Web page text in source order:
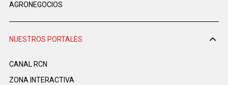
AGRONEGOCIOS
NUESTROS PORTALES
CANAL RCN
ZONA INTERACTIVA